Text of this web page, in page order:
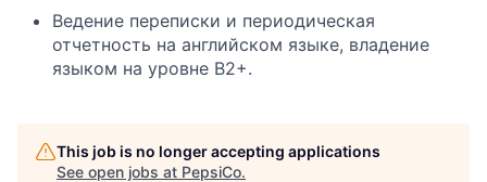
Ведение переписки и периодическая
отчетность на английском языке, владение
языком на уровне B2+.
This job is no longer accepting applications
See open jobs at PepsiCo.